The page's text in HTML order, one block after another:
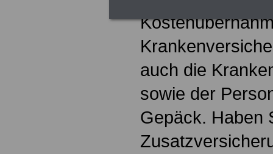
auch die
sowie der
Gepäck. Haben